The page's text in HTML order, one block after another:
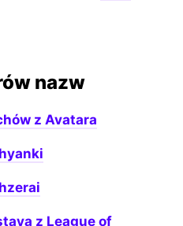
nazw
z Avatara
z League of